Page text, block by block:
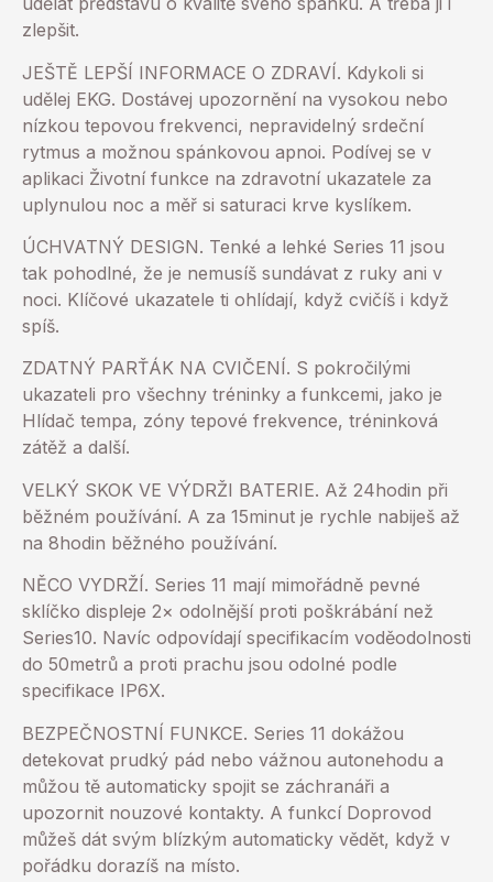
zlepšit.
JEŠTĚ LEPŠÍ INFORMACE O ZDRAVÍ. Kdykoli si
udělej EKG. Dostávej upozornění na vysokou nebo
nízkou tepovou frekvenci, nepravidelný srdeční
rytmus a možnou spánkovou apnoi. Podívej se v
aplikaci Životní funkce na zdravotní ukazatele za
uplynulou noc a měř si saturaci krve kyslíkem.
ÚCHVATNÝ DESIGN. Tenké a lehké Series 11 jsou
tak pohodlné, že je nemusíš sundávat z ruky ani v
noci. Klíčové ukazatele ti ohlídají, když cvičíš i když
spíš.
ZDATNÝ PARŤÁK NA CVIČENÍ. S pokročilými
ukazateli pro všechny tréninky a funkcemi, jako je
Hlídač tempa, zóny tepové frekvence, tréninková
zátěž a další.
VELKÝ SKOK VE VÝDRŽI BATERIE. Až 24hodin při
běžném používání. A za 15minut je rychle nabiješ až
na 8hodin běžného používání.
NĚCO VYDRŽÍ. Series 11 mají mimořádně pevné
sklíčko displeje 2× odolnější proti poškrábání než
Series10. Navíc odpovídají specifikacím voděodolnosti
do 50metrů a proti prachu jsou odolné podle
specifikace IP6X.
BEZPEČNOSTNÍ FUNKCE. Series 11 dokážou
detekovat prudký pád nebo vážnou autonehodu a
můžou tě automaticky spojit se záchranáři a
upozornit nouzové kontakty. A funkcí Doprovod
můžeš dát svým blízkým automaticky vědět, když v
pořádku dorazíš na místo.